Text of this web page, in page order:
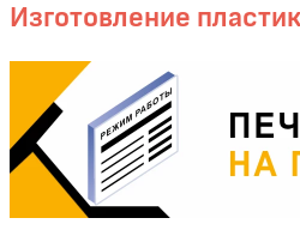
Изготовление